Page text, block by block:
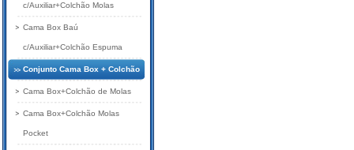
c/Auxiliar+Colchão Molas
Cama Box Baú
c/Auxiliar+Colchão Espuma
Conjunto Cama Box + Colchão
Cama Box+Colchão de Molas
Cama Box+Colchão Molas
Pocket